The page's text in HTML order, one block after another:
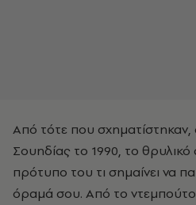
Από τότε που
Σουηδίας το 1990, το
πρότυπο του τι σημαίνει να
όραμά σου. Από το